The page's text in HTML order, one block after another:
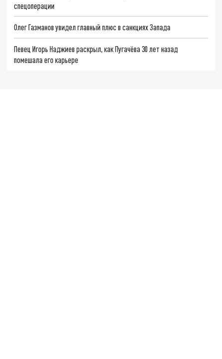
спецоперации
Олег Газманов увидел главный плюс в санкциях Запада
Певец Игорь Наджиев раскрыл, как Пугачёва 30 лет назад
помешала его карьере